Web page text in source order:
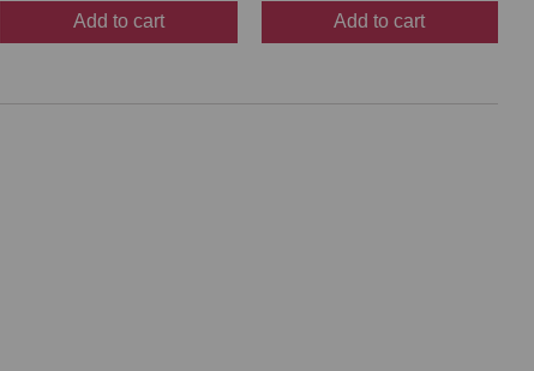
Add to cart Add to cart